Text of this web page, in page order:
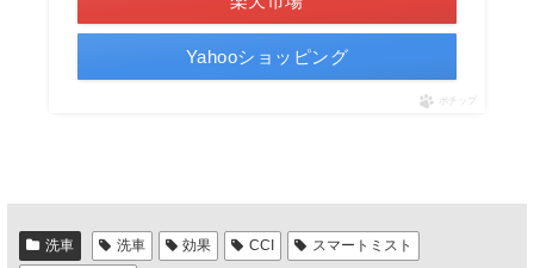
Yahooショッピング
ポチップ
洗車 洗車 効果 CCI
スマートミスト